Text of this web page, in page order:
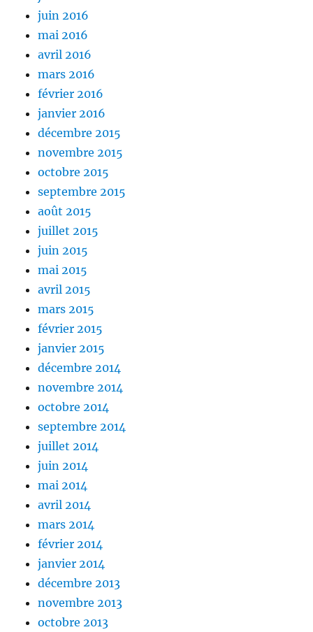
juin 2016
mai 2016
avril 2016
mars 2016
février 2016
janvier 2016
décembre 2015
novembre 2015
octobre 2015
septembre 2015
août 2015
juillet 2015
juin 2015
mai 2015
avril 2015
mars 2015
février 2015
janvier 2015
décembre 2014
novembre 2014
octobre 2014
septembre 2014
juillet 2014
juin 2014
mai 2014
avril 2014
mars 2014
février 2014
janvier 2014
décembre 2013
novembre 2013
octobre 2013